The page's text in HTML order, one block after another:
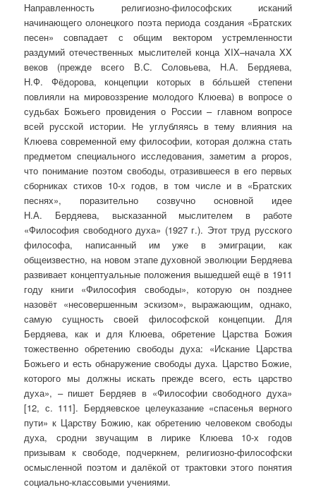
Направленность религиозно-философских исканий
начинающего олонецкого поэта периода создания «Братских
песен» совпадает с общим вектором устремленности
раздумий отечественных мыслителей конца XIX–начала XX
веков (прежде всего В.С. Соловьева, Н.А. Бердяева,
Н.Ф. Фёдорова, концепции которых в бóльшей степени
повлияли на мировоззрение молодого Клюева) в вопросе о
судьбах Божьего провидения о России – главном вопросе
всей русской истории. Не углубляясь в тему влияния на
Клюева современной ему философии, которая должна стать
предметом специального исследования, заметим a propos,
что понимание поэтом свободы, отразившееся в его первых
сборниках стихов 10-х годов, в том числе и в «Братских
песнях», поразительно созвучно основной идее
Н.А. Бердяева, высказанной мыслителем в работе
«Философия свободного духа» (1927 г.). Этот труд русского
философа, написанный им уже в эмиграции, как
общеизвестно, на новом этапе духовной эволюции Бердяева
развивает концептуальные положения вышедшей ещё в 1911
году книги «Философия свободы», которую он позднее
назовёт «несовершенным эскизом», выражающим, однако,
самую сущность своей философской концепции. Для
Бердяева, как и для Клюева, обретение Царства Божия
тожественно обретению свободы духа: «Искание Царства
Божьего и есть обнаружение свободы духа. Царство Божие,
которого мы должны искать прежде всего, есть царство
духа», – пишет Бердяев в «Философии свободного духа»
[12, с. 111]. Бердяевское целеуказание «спасенья верного
пути» к Царству Божию, как обретению человеком свободы
духа, сродни звучащим в лирике Клюева 10-х годов
призывам к свободе, подчеркнем, религиозно-философски
осмысленной поэтом и далёкой от трактовки этого понятия
социально-классовыми учениями.